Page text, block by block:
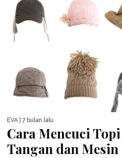
EVA | 7 bulan lalu
Cara Mencuci
Tangan dan Mesin